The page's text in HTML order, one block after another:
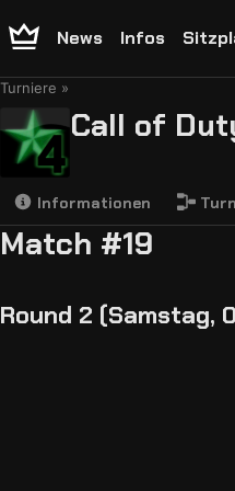
News Infos
Turniere
Call of
Informationen
Match #19
Round 2 (Samstag,